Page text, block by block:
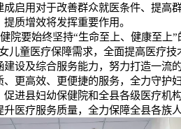
启用对于改善群众就医条件、提高
质增效将发挥重要作用。
院要始终坚持“生命至上、健康至上
儿童医疗保障需求，全面提高医疗
设及综合服务能力，努力打造一流
更高效、更便捷的服务，全力守护
进县妇幼保健院和全县各级医疗机
医疗服务质量，全力保障全县各族